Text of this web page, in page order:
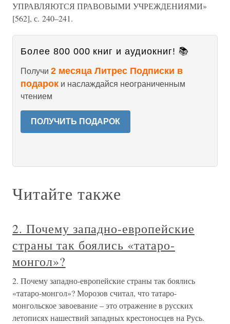
УПРАВЛЯЮТСЯ ПРАВОВЫМИ УЧРЕЖДЕНИЯМИ»
[562], с. 240–241.
Более 800 000 книг и аудиокниг! 📚
Получи 2 месяца Литрес Подписки в
подарок и наслаждайся неограниченным
чтением
ПОЛУЧИТЬ ПОДАРОК
Читайте также
2. Почему западно-европейские
страны так боялись «татаро-
монгол»?
2. Почему западно-европейские страны так боялись
«татаро-монгол»? Морозов считал, что татаро-
монгольское завоевание – это отражение в русских
летописях нашествий западных крестоносцев на Русь.